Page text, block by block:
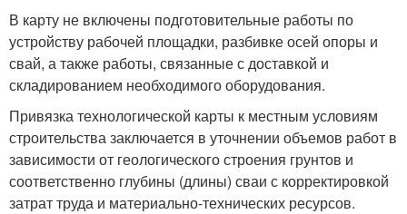
В карту не включены подготовительные работы по
устройству рабочей площадки, разбивке осей опоры и
свай, а также работы, связанные с доставкой и
складированием необходимого оборудования.
Привязка технологической карты к местным условиям
строительства заключается в уточнении объемов работ в
зависимости от геологического строения грунтов и
соответственно глубины (длины) сваи с корректировкой
затрат труда и материально-технических ресурсов.